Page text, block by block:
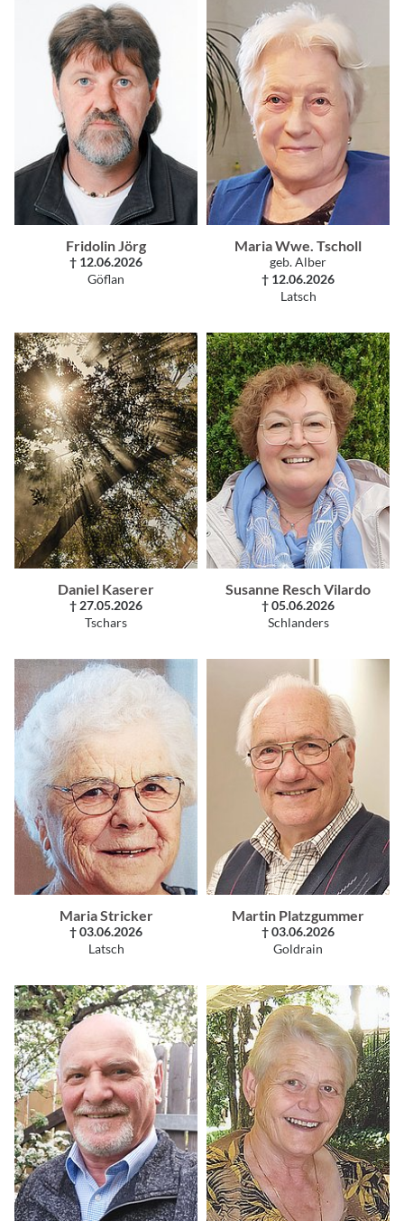
Fridolin Jörg
† 12.06.2026
Göflan
Maria Wwe. Tscholl
geb. Alber
† 12.06.2026
Latsch
Daniel Kaserer
† 27.05.2026
Tschars
Susanne Resch Vilardo
† 05.06.2026
Schlanders
Maria Stricker
† 03.06.2026
Latsch
Martin Platzgummer
† 03.06.2026
Goldrain